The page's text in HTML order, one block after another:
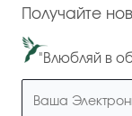
Получайте
"Влюбляй в